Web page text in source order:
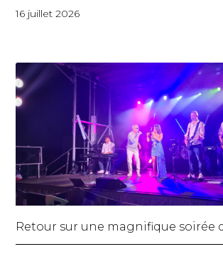
16 juillet 2026
Retour sur une magnifique soirée